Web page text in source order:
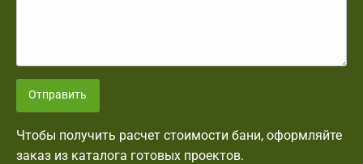
Отправить
Чтобы получить расчет стоимости бани, оформляйте
заказ из каталога готовых проектов.